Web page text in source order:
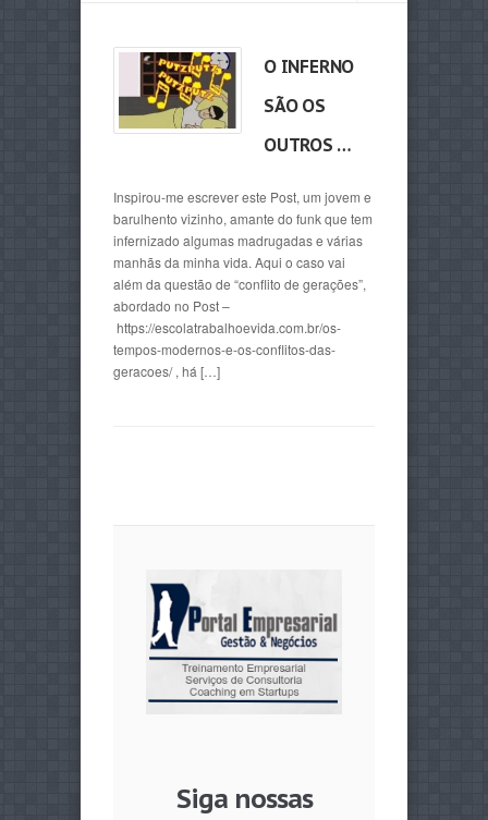
O INFERNO
SÃO OS
OUTROS …
Inspirou-me escrever este Post, um jovem e
barulhento vizinho, amante do funk que tem
infernizado algumas madrugadas e várias
manhãs da minha vida. Aqui o caso vai
além da questão de “conflito de gerações”,
abordado no Post –
https://escolatrabalhoevida.com.br/os-
tempos-modernos-e-os-conflitos-das-
geracoes/ , há […]
Siga nossas